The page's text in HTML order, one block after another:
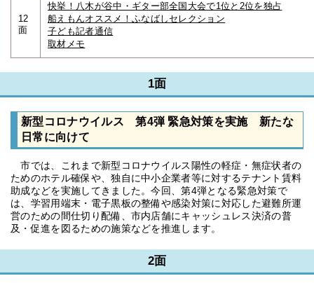
12
面
快挙！八木が谷中・ギター部全国大会で1位と2位を独占
船えもんオススメ！ふなばしセレクション
子ども記者通信
取材メモ
1面
新型コロナウイルス 第4弾 緊急対策を実施 新たな
日常に向けて
市では、これまで新型コロナウイルス陽性の軽症・無症状者の
ためのホテル確保や、独自に中小企業者等に対するテナント賃料
助成などを実施してきました。今回、第4弾となる緊急対策で
は、学習用端末・電子黒板の整備や感染対策に対応した避難所運
営のための間仕切り配備、市内店舗にキャッシュレス決済の普
及・促進を図るための施策などを推進します。
2面